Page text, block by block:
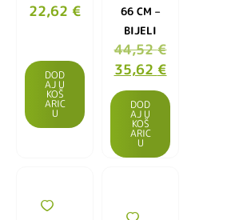
22,62 €
DOD
AJ U
KOŠ
ARIC
U
66 CM –
BIJELI
44,52€
35,62 €
DOD
AJ U
KOŠ
ARIC
U